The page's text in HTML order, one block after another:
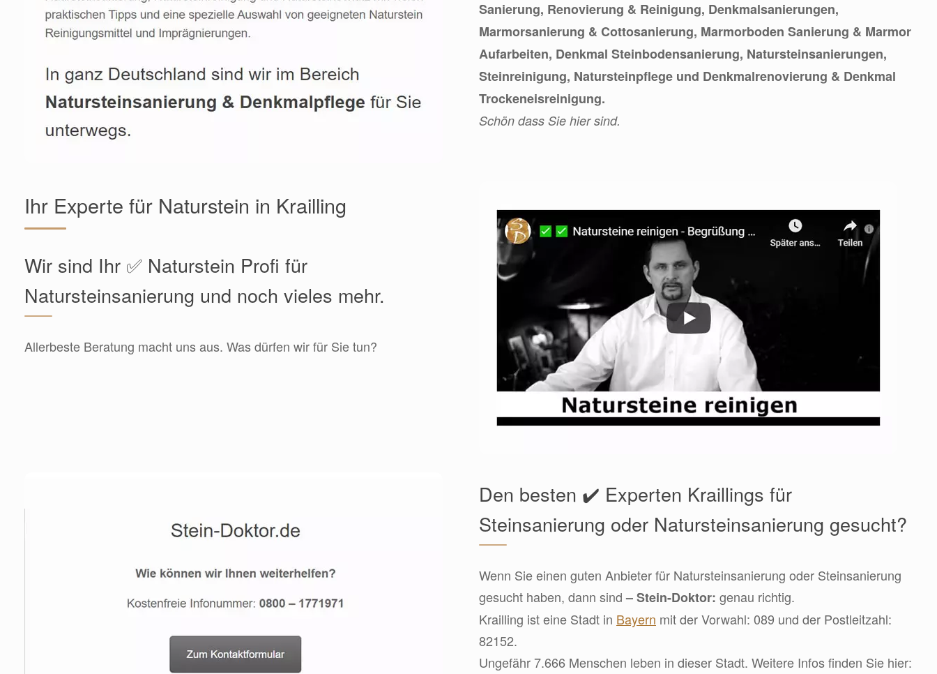
Sanierung, Renovierung & Reinigung, Denkmalsanierungen,
Marmorsanierung & Cottosanierung, Marmorboden Sanierung & Marmor
Aufarbeiten, Denkmal Steinbodensanierung, Natursteinsanierungen,
Steinreinigung, Natursteinpflege und Denkmalrenovierung & Denkmal
Trockeneisreinigung.
Schön dass Sie hier sind.
Ihr Experte für Naturstein in Krailling
Wir sind Ihr ✅ Naturstein Profi für
Natursteinsanierung und noch vieles mehr.
Allerbeste Beratung macht uns aus. Was dürfen wir für Sie tun?
Den besten ✔️ Experten Kraillings für
Steinsanierung oder Natursteinsanierung gesucht?
Wenn Sie einen guten Anbieter für Natursteinsanierung oder Steinsanierung
gesucht haben, dann sind– Stein-Doktor: genau richtig.
Krailling ist eine Stadt in Bayern mit der Vorwahl: 089 und der Postleitzahl:
82152.
Ungefähr 7.666 Menschen leben in dieser Stadt. Weitere Infos finden Sie hier: